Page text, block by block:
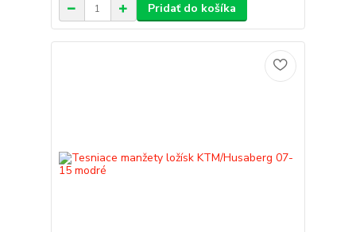
Pridať do košíka